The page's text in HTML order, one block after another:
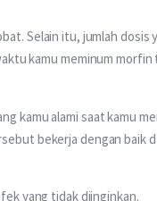
Selain itu, jumlah dosis
kamu meminum
kamu alami saat kamu
bekerja dengan baik
yang tidak diinginkan.